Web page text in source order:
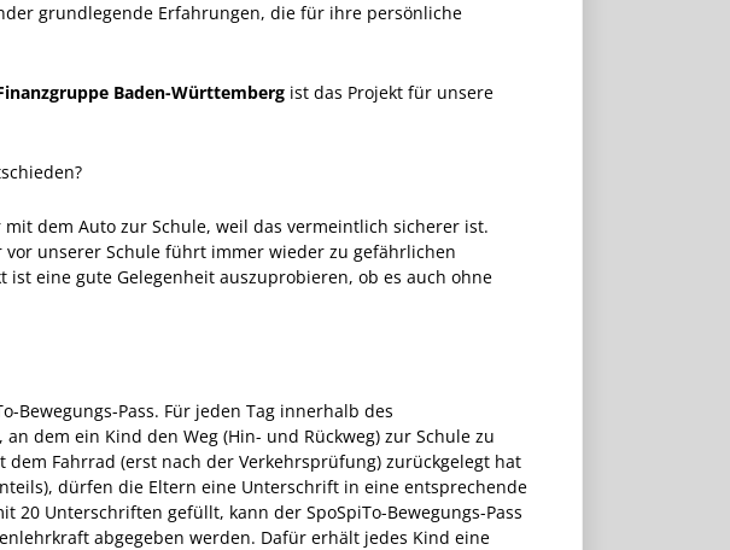
grundlegende Erfahrungen, die für ihre persönliche
Baden-Württemberg ist das Projekt für unsere
dem Auto zur Schule, weil das vermeintlich sicherer ist.
vor unserer Schule führt immer wieder zu gefährlichen
ist eine gute Gelegenheit auszuprobieren, ob es auch ohne
Bewegungs-Pass. Für jeden Tag innerhalb des
dem ein Kind den Weg (Hin- und Rückweg) zur Schule zu
Fahrrad (erst nach der Verkehrsprüfung) zurückgelegt hat
dürfen die Eltern eine Unterschrift in eine entsprechende
20 Unterschriften gefüllt, kann der SpoSpiTo-Bewegungs-Pass
abgegeben werden. Dafür erhält jedes Kind eine